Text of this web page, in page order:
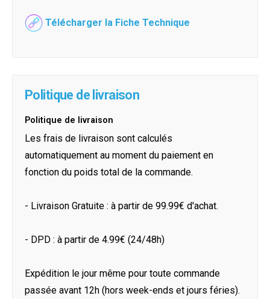
Télécharger la Fiche Technique
Politique de livraison
Politique de livraison
Les frais de livraison sont calculés
automatiquement au moment du paiement en
fonction du poids total de la commande.
- Livraison Gratuite : à partir de 99.99€ d'achat.
- DPD : à partir de 4.99€ (24/48h)
Expédition le jour même pour toute commande
passée avant 12h (hors week-ends et jours féries).